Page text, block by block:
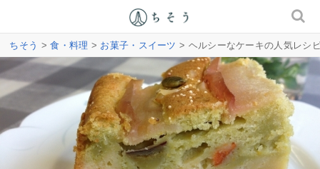
ちそう >食・料理 > お菓子・スイーツ > ヘルシーなケーキの人気レシ